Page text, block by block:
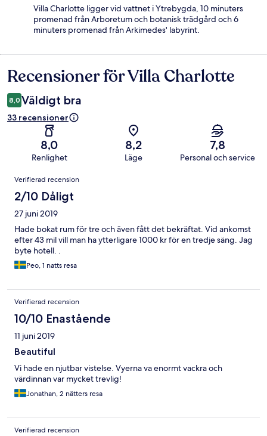
Villa Charlotte ligger vid vattnet i Ytrebygda, 10 minuters
promenad från Arboretum och botanisk trädgård och 6
minuters promenad från Arkimedes' labyrint.
Recensioner
Recensioner för Villa Charlotte
8,0 Väldigt bra
33 recensioner
8,0
Renlighet
8,2
Läge
7,8
Personal och service
Recensioner
Verifierad recension
2/10 Dåligt
27 juni 2019
Hade bokat rum för tre och även fått det bekräftat. Vid ankomst
efter 43 mil vill man ha ytterligare 1000 kr för en tredje säng. Jag
byte hotell. .
Peo, 1 natts resa
Verifierad recension
10/10 Enastående
11 juni 2019
Beautiful
Vi hade en njutbar vistelse. Vyerna va enormt vackra och
värdinnan var mycket trevlig!
Jonathan, 2 nätters resa
Verifierad recension